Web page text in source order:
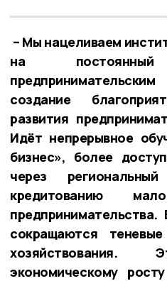
– Мы нацеливаем
на
создание
развития
Идёт непрерывное
бизнес», более
через
кредитованию
предпринимательства.
сокращаются
хозяйствования.
экономическому